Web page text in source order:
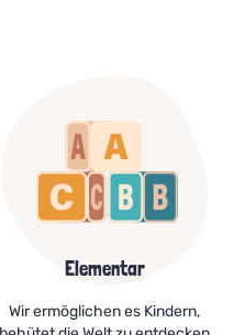
Elementar
Wir ermöglichen es Kindern,